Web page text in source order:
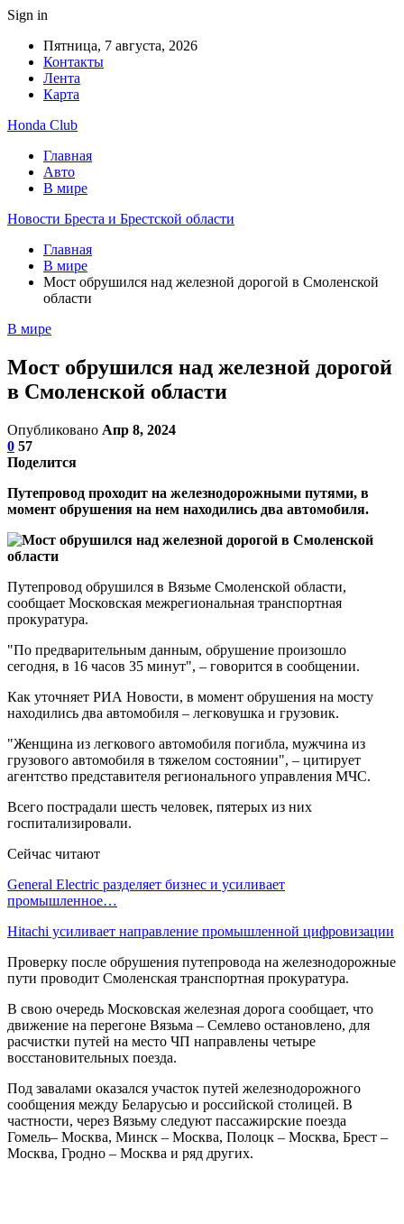
Sign in
Пятница, 7 августа, 2026
Контакты
Лента
Карта
Honda Club
Главная
Авто
В мире
Новости Бреста и Брестской области
Главная
В мире
Мост обрушился над железной дорогой в Смоленской
области
В мире
Мост обрушился над железной дорогой
в Смоленской области
Опубликовано Апр 8, 2024
0 57
Поделится
Путепровод проходит на железнодорожными путями, в
момент обрушения на нем находились два автомобиля.
Путепровод обрушился в Вязьме Смоленской области,
сообщает Московская межрегиональная транспортная
прокуратура.
"По предварительным данным, обрушение произошло
сегодня, в 16 часов 35 минут", – говорится в сообщении.
Как уточняет РИА Новости, в момент обрушения на мосту
находились два автомобиля – легковушка и грузовик.
"Женщина из легкового автомобиля погибла, мужчина из
грузового автомобиля в тяжелом состоянии", – цитирует
агентство представителя регионального управления МЧС.
Всего пострадали шесть человек, пятерых из них
госпитализировали.
Сейчас читают
General Electric разделяет бизнес и усиливает
промышленное…
Hitachi усиливает направление промышленной цифровизации
Проверку после обрушения путепровода на железнодорожные
пути проводит Смоленская транспортная прокуратура.
В свою очередь Московская железная дорога сообщает, что
движение на перегоне Вязьма – Семлево остановлено, для
расчистки путей на место ЧП направлены четыре
восстановительных поезда.
Под завалами оказался участок путей железнодорожного
сообщения между Беларусью и российской столицей. В
частности, через Вязьму следуют пассажирские поезда
Гомель– Москва, Минск – Москва, Полоцк – Москва, Брест –
Москва, Гродно – Москва и ряд других.